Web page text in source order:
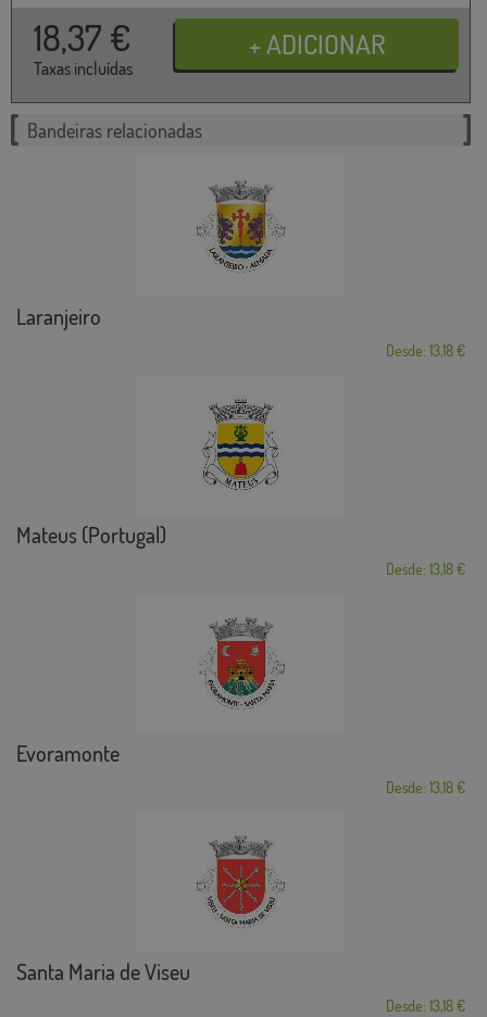
18,37 €
Taxas incluídas
Bandeiras relacionadas
Laranjeiro
Desde: 13,18 €
Mateus (Portugal)
Desde: 13,18 €
Evoramonte
Desde: 13,18 €
Santa Maria de Viseu
Desde: 13,18 €